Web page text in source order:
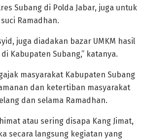
Subang di Polda Jabar, juga untuk
Ramadhan.
juga diadakan bazar UMKM hasil
Kabupaten Subang,” katanya.
masyarakat Kabupaten Subang
dan ketertiban masyarakat
dan selama Ramadhan.
atau sering disapa Kang Jimat,
secara langsung kegiatan yang